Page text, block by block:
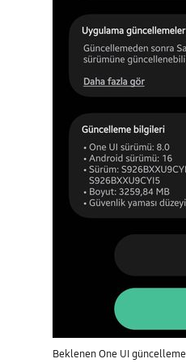
Beklenen One UI